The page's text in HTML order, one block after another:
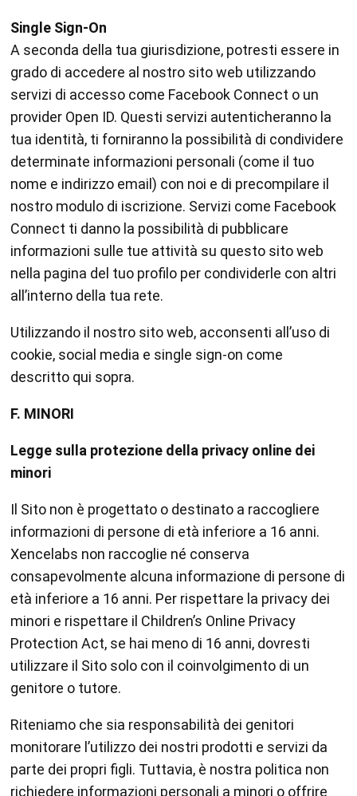
Single Sign-On
A seconda della tua giurisdizione, potresti essere in
grado di accedere al nostro sito web utilizzando
servizi di accesso come Facebook Connect o un
provider Open ID. Questi servizi autenticheranno la
tua identità, ti forniranno la possibilità di condividere
determinate informazioni personali (come il tuo
nome e indirizzo email) con noi e di precompilare il
nostro modulo di iscrizione. Servizi come Facebook
Connect ti danno la possibilità di pubblicare
informazioni sulle tue attività su questo sito web
nella pagina del tuo profilo per condividerle con altri
all’interno della tua rete.
Utilizzando il nostro sito web, acconsenti all’uso di
cookie, social media e single sign-on come
descritto qui sopra.
F. MINORI
Legge sulla protezione della privacy online dei
minori
Il Sito non è progettato o destinato a raccogliere
informazioni di persone di età inferiore a 16 anni.
Xencelabs non raccoglie né conserva
consapevolmente alcuna informazione di persone di
età inferiore a 16 anni. Per rispettare la privacy dei
minori e rispettare il Children’s Online Privacy
Protection Act, se hai meno di 16 anni, dovresti
utilizzare il Sito solo con il coinvolgimento di un
genitore o tutore.
Riteniamo che sia responsabilità dei genitori
monitorare l’utilizzo dei nostri prodotti e servizi da
parte dei propri figli. Tuttavia, è nostra politica non
richiedere informazioni personali a minori o offrire